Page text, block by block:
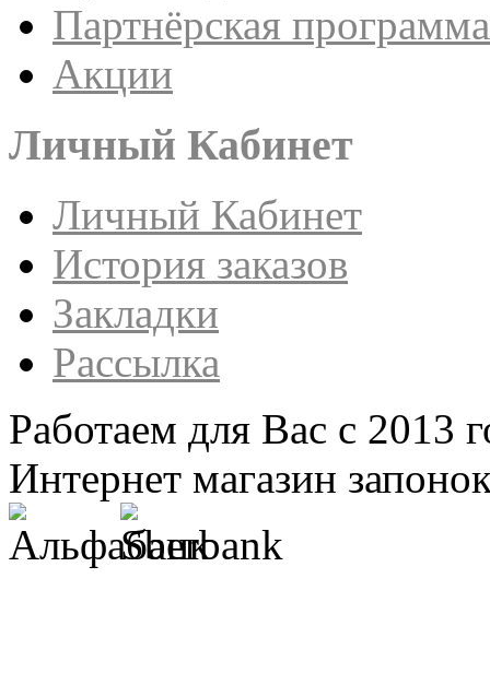
Партнёрская программа
Акции
Личный Кабинет
Личный Кабинет
История заказов
Закладки
Рассылка
Работаем для Вас с 2013
Интернет магазин